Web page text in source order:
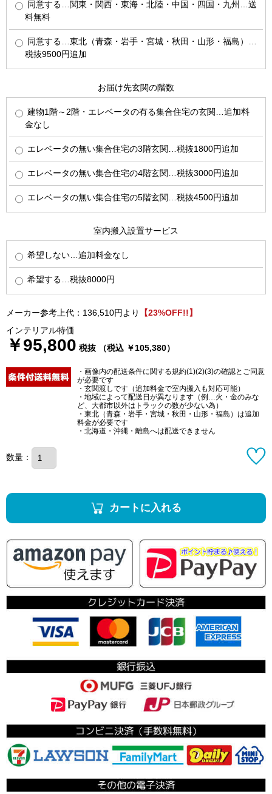
同意する…関東・関西・東海・北陸・中国・四国・九州…送
料無料
同意する…東北（青森・岩手・宮城・秋田・山形・福島）…
税抜9500円追加
お届け先玄関の階数
建物1階～2階・エレベータの有る集合住宅の玄関…追加料
金なし
エレベータの無い集合住宅の3階玄関…税抜1800円追加
エレベータの無い集合住宅の4階玄関…税抜3000円追加
エレベータの無い集合住宅の5階玄関…税抜4500円追加
室内搬入設置サービス
希望しない…追加料金なし
希望する…税抜8000円
メーカー参考上代：136,510円より
【23%OFF!!】
インテリアル特価
￥95,800 税抜 （税込 ￥105,380）
・画像内の配送条件に関する規約(1)(2)(3)の確認とご同意
が必要です
・玄関渡しです（追加料金で室内搬入も対応可能）
・地域によって配送日が異なります（例…火・金のみな
ど、大都市以外はトラックの数が少ない為）
・東北（青森・岩手・宮城・秋田・山形・福島）は追加
料金が必要です
・北海道・沖縄・離島へは配送できません
数量：
カートに入れる